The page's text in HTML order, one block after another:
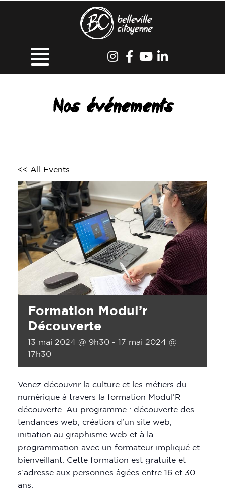
Nos événements
<< All Events
Formation Modul’r
Découverte
13 mai 2024 @ 9h30 - 17 mai 2024 @
17h30
Venez découvrir la culture et les métiers du
numérique à travers la formation Modul’R
découverte. Au programme : découverte des
tendances web, création d’un site web,
initiation au graphisme web et à la
programmation avec un formateur impliqué et
bienveillant. Cette formation est gratuite et
s’adresse aux personnes âgées entre 16 et 30
ans.